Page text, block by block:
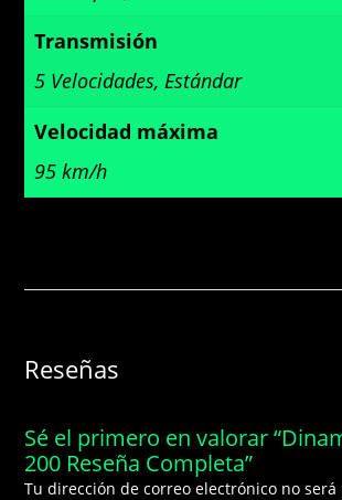
Transmisión
5 Velocidades, Estándar
Velocidad máxima
95 km/h
Reseñas
Sé el primero en valorar
200 Reseña Completa”
Tu dirección de correo electrónico no